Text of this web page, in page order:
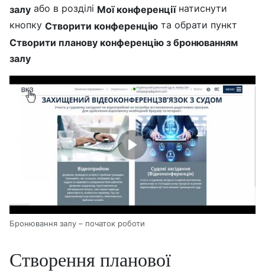
залу або в розділі Мої конференціїнатиснути
кнопку Створити конференцію та обрати пункт
Створити планову конференцію з бронюванням
залу
Бронювання залу – початок роботи
Створення планової